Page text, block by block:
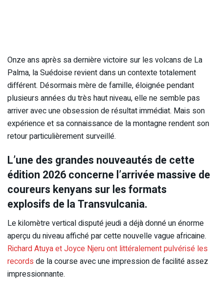
Onze ans après sa dernière victoire sur les volcans de La
Palma, la Suédoise revient dans un contexte totalement
différent. Désormais mère de famille, éloignée pendant
plusieurs années du très haut niveau, elle ne semble pas
arriver avec une obsession de résultat immédiat. Mais son
expérience et sa connaissance de la montagne rendent son
retour particulièrement surveillé.
L’une des grandes nouveautés de cette
édition 2026 concerne l’arrivée massive de
coureurs kenyans sur les formats
explosifs de la Transvulcania.
Le kilomètre vertical disputé jeudi a déjà donné un énorme
aperçu du niveau affiché par cette nouvelle vague africaine.
Richard Atuya et Joyce Njeru ont littéralement pulvérisé les
records de la course avec une impression de facilité assez
impressionnante.